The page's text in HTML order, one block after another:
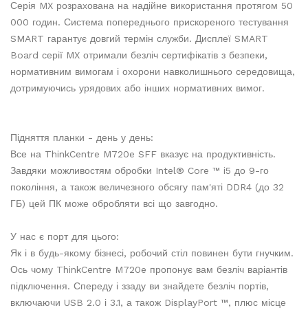
Серія MX розрахована на надійне використання протягом 50
000 годин. Система попереднього прискореного тестування
SMART гарантує довгий термін служби. Дисплеї SMART
Board серії MX отримали безліч сертифікатів з безпеки,
нормативним вимогам і охорони навколишнього середовища,
дотримуючись урядових або інших нормативних вимог.
Підняття планки - день у день:
Все на ThinkCentre M720e SFF вказує на продуктивність.
Завдяки можливостям обробки Intel® Core ™ i5 до 9-го
покоління, а також величезного обсягу пам'яті DDR4 (до 32
ГБ) цей ПК може обробляти всі що завгодно.
У нас є порт для цього:
Як і в будь-якому бізнесі, робочий стіл повинен бути гнучким.
Ось чому ThinkCentre M720e пропонує вам безліч варіантів
підключення. Спереду і ззаду ви знайдете безліч портів,
включаючи USB 2.0 і 3.1, а також DisplayPort ™, плюс місце